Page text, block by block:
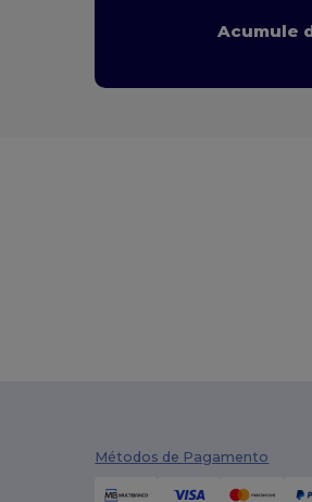
Acumule
Métodos de Pagamento